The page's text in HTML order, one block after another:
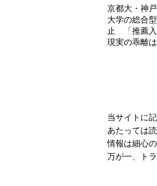
京都大・神
大学の総合
止 「推薦入
現実の乖離
当サイトに
あたっては
情報は細心
万が一、ト